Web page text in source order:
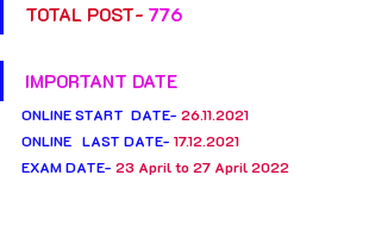
TOTAL POST- 776
IMPORTANT DATE
ONLINE START  DATE- 26.11.2021
ONLINE   LAST DATE- 17.12.2021
EXAM DATE- 23 April to 27 April 2022